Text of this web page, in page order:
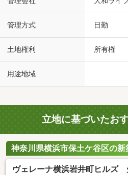
管理方式 日勤
土地権利 所有権
用途地域
立地に基づいたお
神奈川県横浜市保土ケ谷区の
ヴェレーナ横浜岩井町ヒルズ